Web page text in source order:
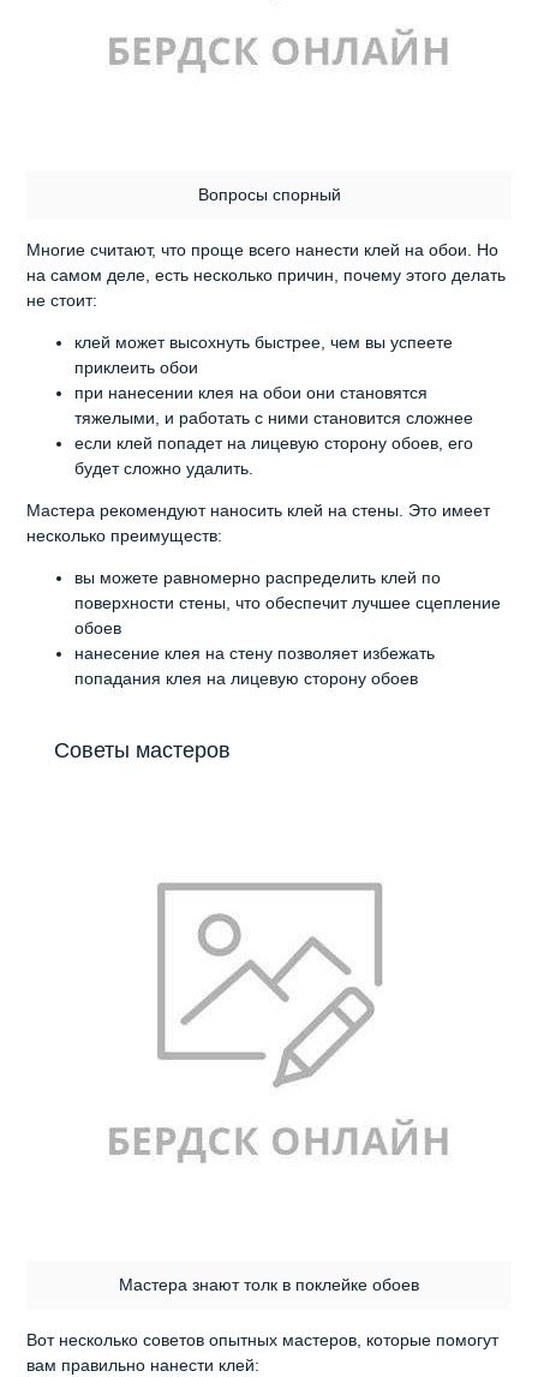
Вопросы спорный
Многие считают, что проще всего нанести клей на обои. Но
на самом деле, есть несколько причин, почему этого делать
не стоит:
клей может высохнуть быстрее, чем вы успеете
приклеить обои
при нанесении клея на обои они становятся
тяжелыми, и работать с ними становится сложнее
если клей попадет на лицевую сторону обоев, его
будет сложно удалить.
Мастера рекомендуют наносить клей на стены. Это имеет
несколько преимуществ:
вы можете равномерно распределить клей по
поверхности стены, что обеспечит лучшее сцепление
обоев
нанесение клея на стену позволяет избежать
попадания клея на лицевую сторону обоев
Советы мастеров
Мастера знают толк в поклейке обоев
Вот несколько советов опытных мастеров, которые помогут
вам правильно нанести клей: